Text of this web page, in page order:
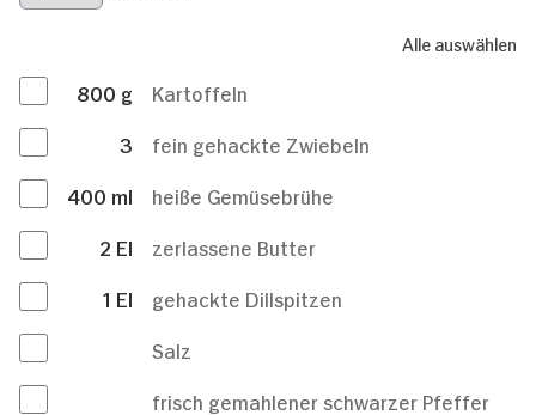
Alle auswählen
800 g
Kartoffeln
3
fein gehackte Zwiebeln
400 ml
heiße Gemüsebrühe
2 El
zerlassene Butter
1 El
gehackte Dillspitzen
Salz
frisch gemahlener schwarzer Pfeffer